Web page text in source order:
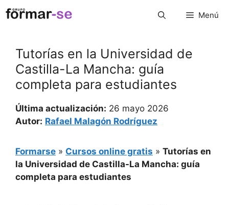
Saltar
al
Menú
Tutorías en la Universidad de
Castilla-La Mancha: guía
completa para estudiantes
Última actualización: 26 mayo 2026
Autor: Rafael Malagón Rodríguez
Formarse » Cursos online gratis » Tutorías en
la Universidad de Castilla-La Mancha: guía
completa para estudiantes